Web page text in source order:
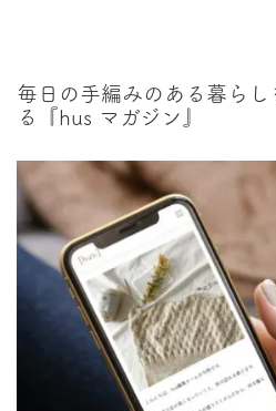
毎日の手編みのある暮らし
る『hus マガジン』